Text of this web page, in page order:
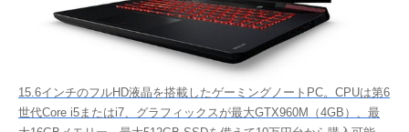
15.6インチのフルHD液晶を搭載したゲーミングノートPC。CPUは第6
世代Core i5またはi7、グラフィックスが最大GTX960M（4GB）、最